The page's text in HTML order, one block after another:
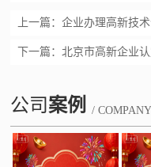
上一篇： 企业办理高新技
下一篇： 北京市高新企业
公司案例 /